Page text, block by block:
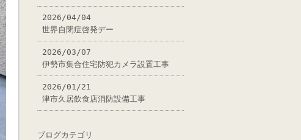
2026/04/04
世界自閉症啓発デー
2026/03/07
伊勢市集合住宅防犯カメラ設置工事
2026/01/21
津市久居飲食店消防設備工事
ブログカテゴリ